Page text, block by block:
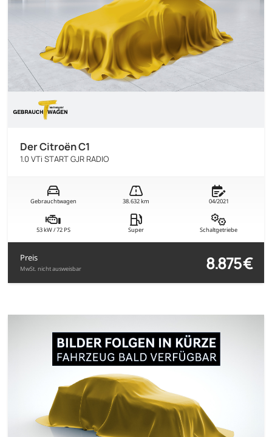
Der Citroën C1
1.0 VTi START GJR RADIO
Gebrauchtwagen 38.632 km 04/2021
53 kW / 72 PS Super Schaltgetriebe
Preis
MwSt. nicht ausweisbar 8.875 €